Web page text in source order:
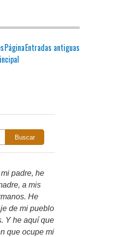
Entradas antiguas
Página
Buscar
padre, he
a mis
He
de mi pueblo
Y he aquí que
que ocupe mi